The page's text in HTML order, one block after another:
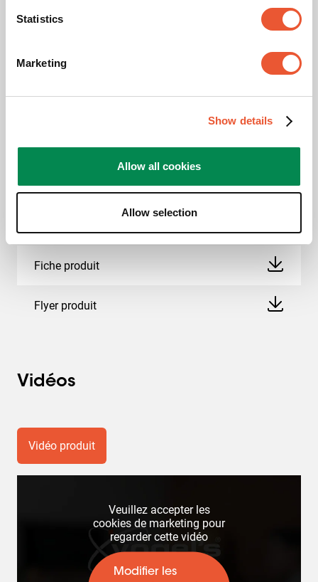
Statistics
Marketing
Show details
Allow all cookies
Allow selection
que les États-Unis considèrent comme une source
d'approvisionnement fiable ou acceptable.
Image produit CAD
Fiche produit
Flyer produit
Vidéos
Vidéo produit
Veuillez accepter les
cookies de marketing pour
regarder cette vidéo
Modifier les